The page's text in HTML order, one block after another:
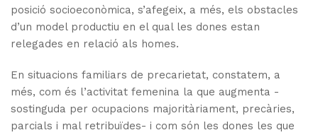
posició socioeconòmica, s’afegeix, a més, els obstacles
d’un model productiu en el qual les dones estan
relegades en relació als homes.
En situacions familiars de precarietat, constatem, a
més, com és l’activitat femenina la que augmenta -
sostinguda per ocupacions majoritàriament, precàries,
parcials i mal retribuïdes- i com són les dones les que